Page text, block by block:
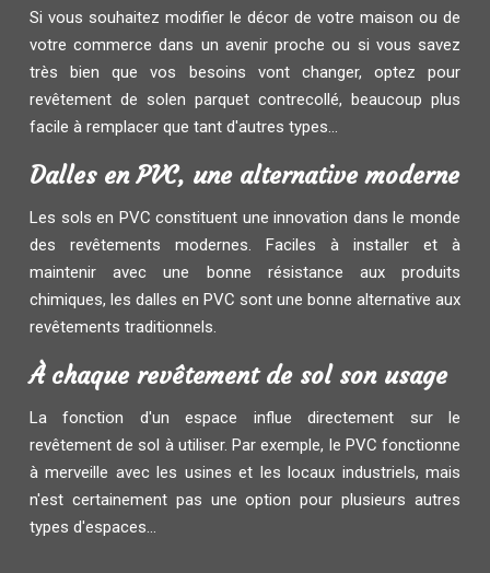
Si vous souhaitez modifier le décor de votre maison ou de
votre commerce dans un avenir proche ou si vous savez
très bien que vos besoins vont changer, optez pour
revêtement de solen parquet contrecollé, beaucoup plus
facile à remplacer que tant d'autres types...
Dalles en PVC, une alternative moderne
Les sols en PVC constituent une innovation dans le monde
des revêtements modernes. Faciles à installer et à
maintenir avec une bonne résistance aux produits
chimiques, les dalles en PVC sont une bonne alternative aux
revêtements traditionnels.
À chaque revêtement de sol son usage
La fonction d'un espace influe directement sur le
revêtement de sol à utiliser. Par exemple, le PVC fonctionne
à merveille avec les usines et les locaux industriels, mais
n'est certainement pas une option pour plusieurs autres
types d'espaces...